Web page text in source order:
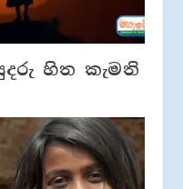
හිත කැමති